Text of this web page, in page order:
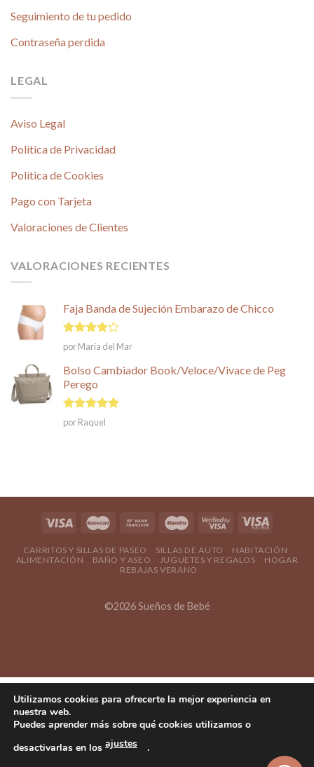
Seguimiento de tu pedido
Contraseña perdida
LEGAL
Aviso Legal
Política de Privacidad
Política de Cookies
Pago con Tarjeta
Valoraciones de Clientes
VALORACIONES RECIENTES
Faja Banda de Sujeción Embarazo de Chicco
Valorado
en
5
por María del Mar
Bolso Cambiador Book/Veloce/Vivace de Peg
Perego
Valorado en
5
de 5
por Raquel
CARRITOS Y SILLAS DE PASEO SILLAS DE AUTO
HABITACIÓN
ALIMENTACIÓN
BAÑO Y ASEO JUGUETES Y REGALOS
HOGAR
REBAJAS VERANO
©2026 Sueños de Bebé
Utilizamos cookies para ofrecerte la mejor experiencia en
nuestra web.
Puedes aprender más sobre qué cookies utilizamos o
desactivarlas en los ajustes .